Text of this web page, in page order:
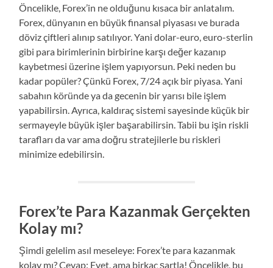
Öncelikle, Forex’in ne olduğunu kısaca bir anlatalım.
Forex, dünyanın en büyük finansal piyasası ve burada
döviz çiftleri alınıp satılıyor. Yani dolar-euro, euro-sterlin
gibi para birimlerinin birbirine karşı değer kazanıp
kaybetmesi üzerine işlem yapıyorsun. Peki neden bu
kadar popüler? Çünkü Forex, 7/24 açık bir piyasa. Yani
sabahın köründe ya da gecenin bir yarısı bile işlem
yapabilirsin. Ayrıca, kaldıraç sistemi sayesinde küçük bir
sermayeyle büyük işler başarabilirsin. Tabii bu işin riskli
tarafları da var ama doğru stratejilerle bu riskleri
minimize edebilirsin.
Forex’te Para Kazanmak Gerçekten
Kolay mı?
Şimdi gelelim asıl meseleye: Forex’te para kazanmak
kolay mı? Cevap: Evet, ama birkaç şartla! Öncelikle, bu